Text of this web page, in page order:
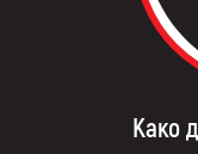
Како